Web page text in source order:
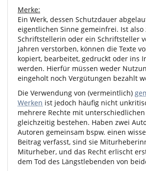
Merke:
Ein Werk, dessen Schutzdauer
eigentlichen Sinne gemeinfrei. Ist also
Schriftstellerin oder ein Schriftsteller
Jahren verstorben, können die Texte
kopiert, bearbeitet, gedruckt oder ins
werden. Hierfür müssen weder
eingeholt noch Vergütungen bezahlt
Die Verwendung von (vermeintlich)
Werken ist jedoch häufig nicht
mehrere Rechte mit
gleichzeitig bestehen. Haben zwei
Autoren gemeinsam bspw. einen
Beitrag verfasst, sind sie
Miturheber, und das Recht erlischt
dem Tod des Längstlebenden von